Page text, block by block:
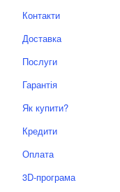
Контакти
Доставка
Послуги
Гарантія
Як купити?
Кредити
Оплата
3D-програма